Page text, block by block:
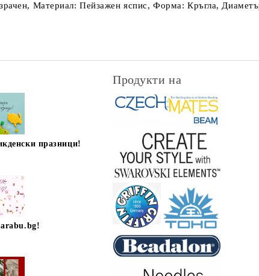
Материал: Пейзажен яспис, Форма: Кръгла,
празници!
Продукти на